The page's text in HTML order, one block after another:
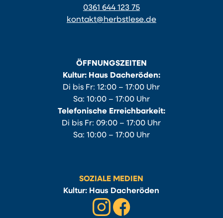
0361 644 123 75
kontakt@herbstlese.de
ÖFFNUNGSZEITEN
Kultur: Haus Dacheröden:
Di bis Fr: 12:00 – 17:00 Uhr
Sa: 10:00 – 17:00 Uhr
Telefonische Erreichbarkeit:
Di bis Fr: 09:00 – 17:00 Uhr
Sa: 10:00 – 17:00 Uhr
SOZIALE MEDIEN
Kultur: Haus Dacheröden